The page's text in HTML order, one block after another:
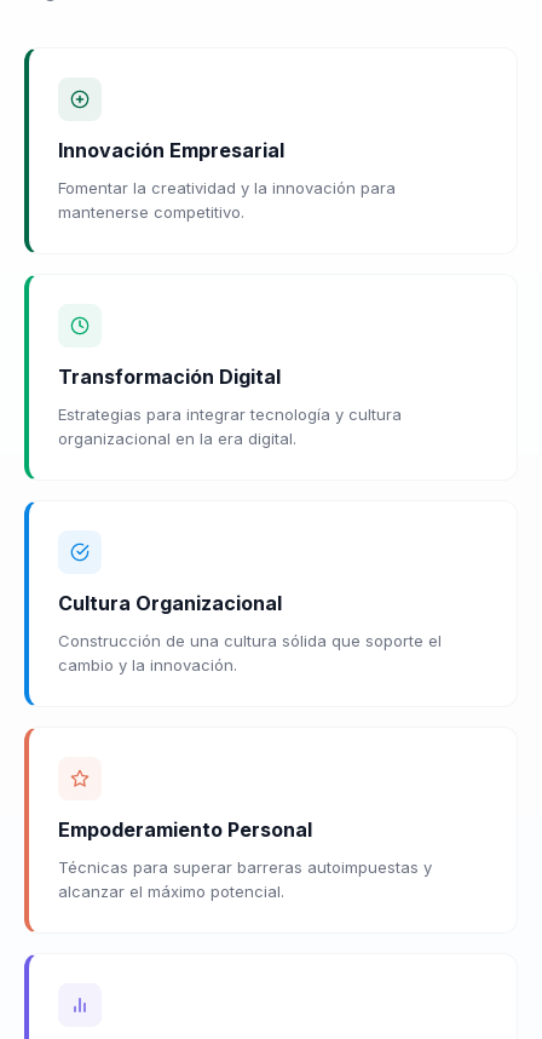
Innovación Empresarial
Fomentar la creatividad y la innovación para
mantenerse competitivo.
Transformación Digital
Estrategias para integrar tecnología y cultura
organizacional en la era digital.
Cultura Organizacional
Construcción de una cultura sólida que soporte el
cambio y la innovación.
Empoderamiento Personal
Técnicas para superar barreras autoimpuestas y
alcanzar el máximo potencial.